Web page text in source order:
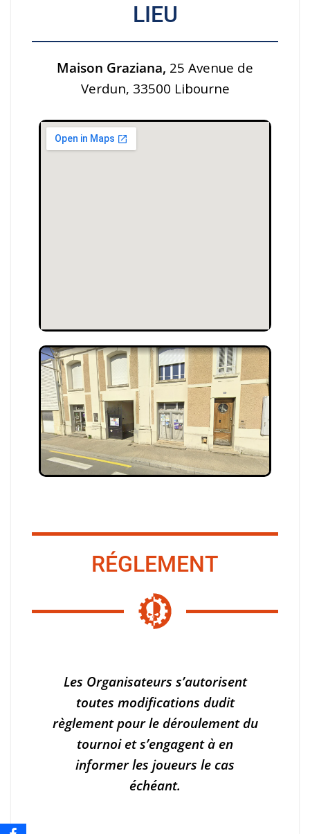
LIEU
Maison Graziana, 25 Avenue de
Verdun, 33500 Libourne
RÉGLEMENT
Les Organisateurs s’autorisent
toutes modifications dudit
règlement pour le déroulement du
tournoi et s’engagent à en
informer les joueurs le cas
échéant.